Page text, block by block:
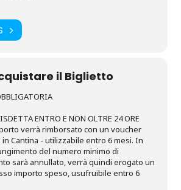
il Biglietto
ENTRO E NON OLTRE 24 ORE
verrà rimborsato con un voucher
Cantina - utilizzabile entro 6 mesi. In
del numero minimo di
sarà annullato, verrà quindi erogato un
importo speso, usufruibile entro 6